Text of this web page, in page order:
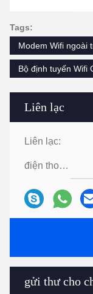
Liên lạc
Liên lạc:
điện thoại:
gửi thư cho
Tags:
Modem Wifi ngoài
Bộ định tuyến Wifi